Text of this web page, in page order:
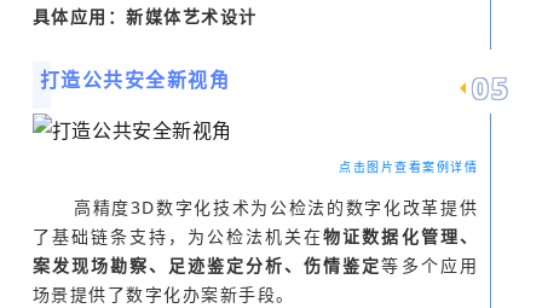
具体应用：新媒体艺术设计
打造公共安全新视角 05
点击图片查看案例详情
高精度3D数字化技术为公检法的数字化改革提供
了基础链条支持，为公检法机关在物证数据化管理、
案发现场勘察、足迹鉴定分析、伤情鉴定等多个应用
场景提供了数字化办案新手段。